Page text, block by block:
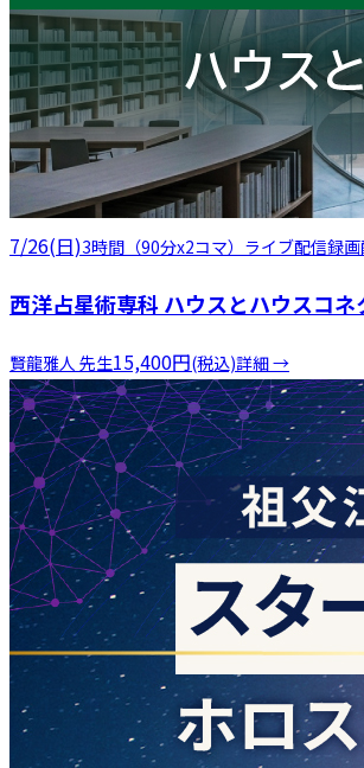
7/26(日)3時間（90分x2コマ） ライブ配信録
西洋占星術専科 ハウスとハウスコネ
賢龍雅人 先生15,400円(税込)詳細 →